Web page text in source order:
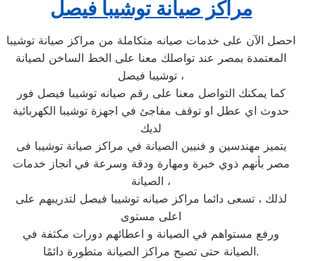
مراكز صيانة توشيبا فيصل
احصل الآن على خدمات صيانه متكاملة من مراكز صيانة توشيبا
المعتمدة بمصر عند تواصلك معنا على الخط الساخن لصيانة
توشيبا فيصل ،
كما يمكنك التواصل معنا على رقم صيانه توشيبا فيصل فور
حدوث اي عطل او توقف مفاجئ في اجهزة توشيبا الكهربائية
لديك
يتميز مهندسين و فنيين الصيانة في مراكز صيانة توشيبا فى
مصر بأنهم ذوي خبرة ومهارة ودقة وسرعة في انجاز خدمات
الصيانة ،
لذلك ، تسعى دائما مراكز صيانه توشيبا فيصل لتدريبهم على
اعلى مستوى
ورفع مستواهم في الصيانة و اعطائهم دورات مكثفة في
الصيانة حتى تصبح مراكز الصيانة متطورة دائمًا.